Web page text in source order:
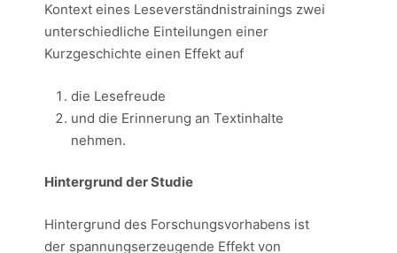
Kontext eines Leseverständnistrainings zwei
unterschiedliche Einteilungen einer
Kurzgeschichte einen Effekt auf
die Lesefreude
und die Erinnerung an Textinhalte
nehmen.
Hintergrund der Studie
Hintergrund des Forschungsvorhabens ist
der spannungserzeugende Effekt von